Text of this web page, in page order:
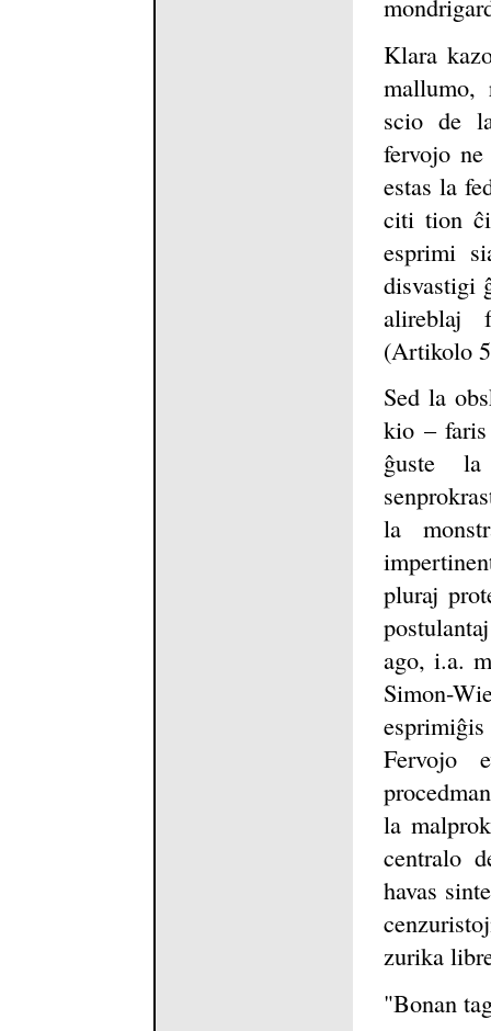
Klara
mallumo,
scio de
fervojo
estas la
citi tion
esprimi
disvastigi
alireblaj
(Artikolo
Sed la
kio –
ĝuste
la
pluraj
ago, i.a.
Simon-
Fervojo
la
centralo
havas
zurika
"Bonan